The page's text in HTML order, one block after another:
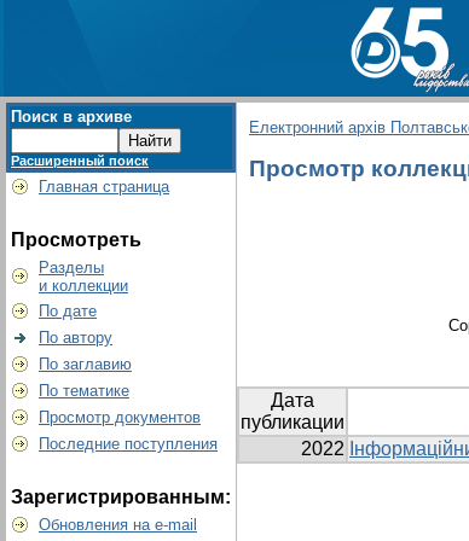
Поиск в архиве
Расширенный поиск
Главная страница
Просмотреть
Разделы
и коллекции
По дате
По автору
По заглавию
По тематике
Просмотр документов
Последние поступления
Зарегистрированным:
Обновления на e-mail
Електронний архів
Просмотр
Дата
публикации
2022